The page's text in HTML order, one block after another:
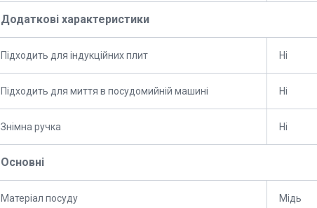
Додаткові характеристики
Підходить для індукційних плит Ні
Підходить для миття в посудомийній машині Ні
Знімна ручка Ні
Основні
Матеріал посуду Мідь